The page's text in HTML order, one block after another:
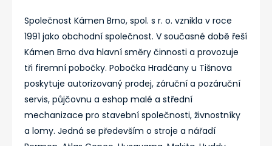
Společnost Kámen Brno, spol. s r. o. vznikla v roce
1991 jako obchodní společnost. V současné době řeší
Kámen Brno dva hlavní směry činnosti a provozuje
tři firemní pobočky. Pobočka Hradčany u Tišnova
poskytuje autorizovaný prodej, záruční a pozáruční
servis, půjčovnu a eshop malé a střední
mechanizace pro stavební společnosti, živnostníky
a lomy. Jedná se především o stroje a nářadí